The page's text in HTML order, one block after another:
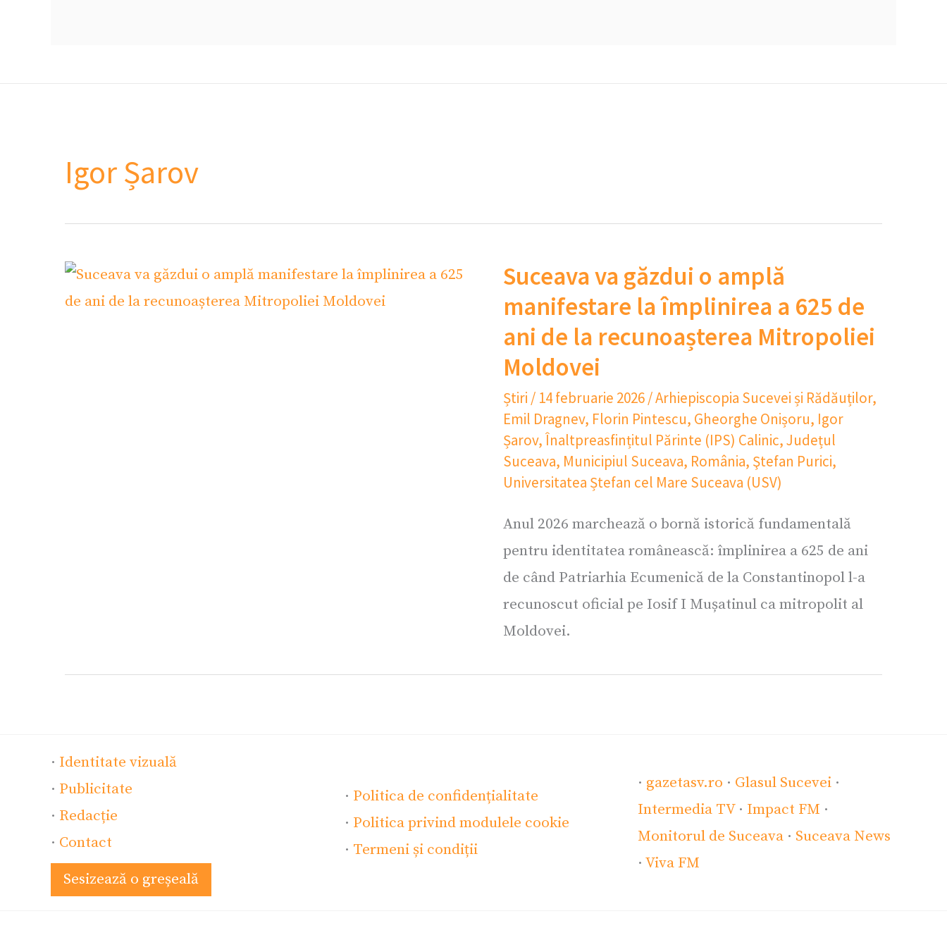
Igor Șarov
Suceava va găzdui o amplă
manifestare la împlinirea a 625 de
ani de la recunoașterea Mitropoliei
Moldovei
Știri / 14 februarie 2026/Arhiepiscopia Sucevei și Rădăuților,
Emil Dragnev, Florin Pintescu, Gheorghe Onișoru, Igor
Șarov,Înaltpreasfințitul Părinte (IPS) Calinic,Județul
Suceava, Municipiul Suceava, România, Ştefan Purici,
Universitatea Ștefan cel Mare Suceava (USV)
Anul 2026 marchează o bornă istorică fundamentală
pentru identitatea românească: împlinirea a 625 de ani
de când Patriarhia Ecumenică de la Constantinopol l-a
recunoscut oficial pe Iosif I Mușatinul ca mitropolit al
Moldovei.
· Identitate vizuală
· Publicitate
· Redacție
· Contact
Sesizează o greșeală
· Politica de confidențialitate
· Politica privind modulele cookie
· Termeni și condiții
· gazetasv.ro · Glasul Sucevei ·
Intermedia TV· Impact FM ·
Monitorul de Suceava · Suceava News
·Viva FM